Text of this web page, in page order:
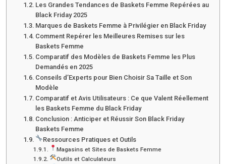
Les Grandes Tendances de Baskets Femme Repérées au
Black Friday 2025
Marques de Baskets Femme à Privilégier en Black Friday
Comment Repérer les Meilleures Remises sur les
Baskets Femme
Comparatif des Modèles de Baskets Femme les Plus
Demandés en 2025
Conseils d’Experts pour Bien Choisir Sa Taille et Son
Modèle
Comparatif et Avis Utilisateurs : Ce que Valent Réellement
les Baskets Femme du Black Friday
Conclusion : Anticiper et Réussir Son Black Friday
Baskets Femme
Ressources Pratiques et Outils
Magasins et Sites de Baskets Femme
Outils et Calculateurs